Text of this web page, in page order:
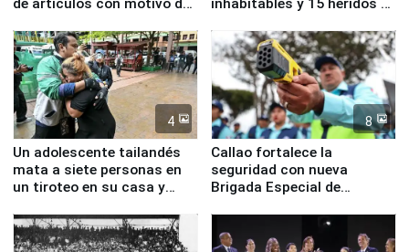
de artículos con motivo de
inhabitables y 15 heridos en
4
Un adolescente tailandés
mata a siete personas en
un tiroteo en su casa y
8
Callao fortalece la
seguridad con nueva
Brigada Especial de
equipamiento para
Serenazgo